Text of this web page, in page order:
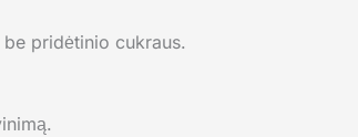
pridėtinio cukraus.